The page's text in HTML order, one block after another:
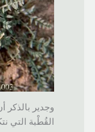
وجدير بالذكر
القُطْبة التي